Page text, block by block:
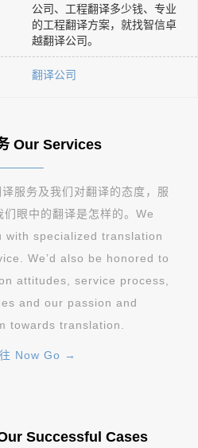
公司、工程翻译多少钱、专业
的工程翻译方案，就找智信卓
越翻译公司。
翻译公司
Our Services
服务及我们对翻译的态度，服
眼中的翻译是怎样的。We
with specialized translation
We’d also be honored to
attitudes, service process,
and our passion and
towards translation.
Now Go →
Successful Cases